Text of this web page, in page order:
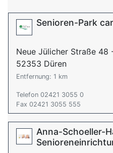
Senioren-Park
Neue Jülicher Straße 48
52353 Düren
Entfernung: 1 km
Telefon 02421 3055 0
Fax 02421 3055 555
Anna-Schoeller-